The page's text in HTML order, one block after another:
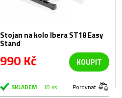
Stojan na kolo Ibera ST18 Easy
Stand
990 Kč KOUPIT
SKLADEM 18 ks Porovnat